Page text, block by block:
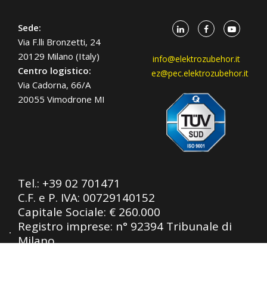
Sede:
Via F.lli Bronzetti, 24
20129 Milano (Italy)
Centro logistico:
Via Cadorna, 66/A
20055 Vimodrone MI
info@elektrozubehor.it
ez@pec.elektrozubehor.it
Tel.: +39 02 701471
C.F. e P. IVA: 00729140152
Capitale Sociale: € 260.000
Registro imprese: n° 92394 Tribunale di
Milano